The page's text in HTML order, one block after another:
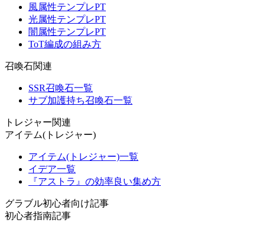
風属性テンプレPT
光属性テンプレPT
闇属性テンプレPT
ToT編成の組み方
召喚石関連
SSR召喚石一覧
サブ加護持ち召喚石一覧
トレジャー関連
アイテム(トレジャー)
アイテム(トレジャー)一覧
イデア一覧
『アストラ』の効率良い集め方
グラブル初心者向け記事
初心者指南記事